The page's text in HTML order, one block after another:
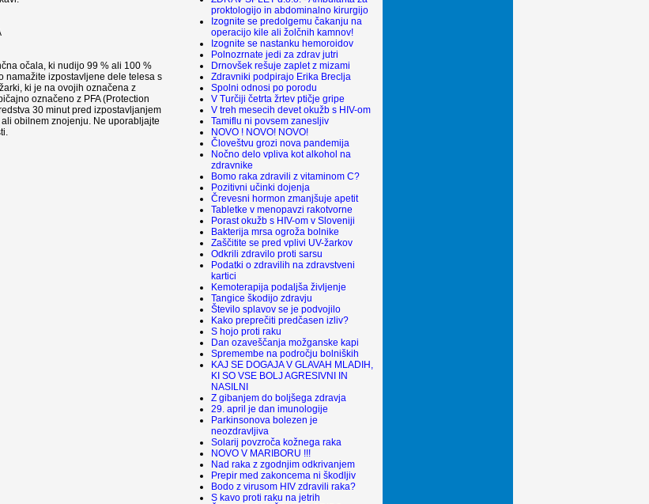
očala, ki nudijo 99 % ali 100 %
namažite izpostavljene dele telesa s
ki je na ovojih označena z
označeno z PFA (Protection
30 minut pred izpostavljanjem
obilnem znojenju. Ne uporabljajte
proktologijo in abdominalno kirurgijo
Izognite se predolgemu čakanju na
operacijo kile ali žolčnih kamnov!
Izognite se nastanku hemoroidov
Polnozrnate jedi za zdrav jutri
Drnovšek rešuje zaplet z mizami
Zdravniki podpirajo Erika Breclja
Spolni odnosi po porodu
V Turčiji četrta žrtev ptičje gripe
V treh mesecih devet okužb s HIV-om
Tamiflu ni povsem zanesljiv
NOVO ! NOVO! NOVO!
Človeštvu grozi nova pandemija
Nočno delo vpliva kot alkohol na
zdravnike
Bomo raka zdravili z vitaminom C?
Pozitivni učinki dojenja
Črevesni hormon zmanjšuje apetit
Tabletke v menopavzi rakotvorne
Porast okužb s HIV-om v Sloveniji
Bakterija mrsa ogroža bolnike
Zaščitite se pred vplivi UV-žarkov
Odkrili zdravilo proti sarsu
Podatki o zdravilih na zdravstveni
kartici
Kemoterapija podaljša življenje
Tangice škodijo zdravju
Število splavov se je podvojilo
Kako preprečiti predčasen izliv?
S hojo proti raku
Dan ozaveščanja možganske kapi
Spremembe na področju bolniških
KAJ SE DOGAJA V GLAVAH MLADIH,
KI SO VSE BOLJ AGRESIVNI IN
NASILNI
Z gibanjem do boljšega zdravja
29. april je dan imunologije
Parkinsonova bolezen je
neozdravljiva
Solarij povzroča kožnega raka
NOVO V MARIBORU !!!
Nad raka z zgodnjim odkrivanjem
Prepir med zakoncema ni škodljiv
Bodo z virusom HIV zdravili raka?
S kavo proti raku na jetrih